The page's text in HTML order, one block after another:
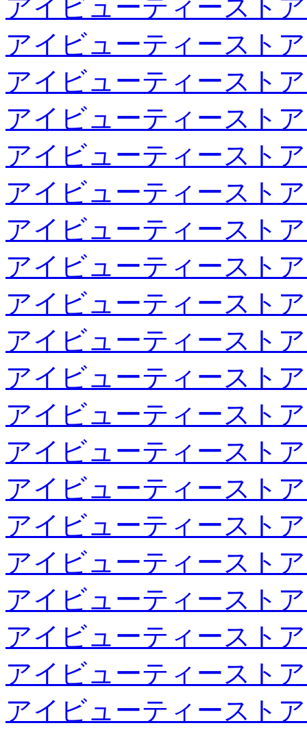
アイビューティースト
アイビューティースト
アイビューティースト
アイビューティースト
アイビューティースト
アイビューティースト
アイビューティースト
アイビューティースト
アイビューティースト
アイビューティースト
アイビューティースト
アイビューティースト
アイビューティースト
アイビューティースト
アイビューティースト
アイビューティースト
アイビューティースト
アイビューティースト
アイビューティースト
アイビューティースト